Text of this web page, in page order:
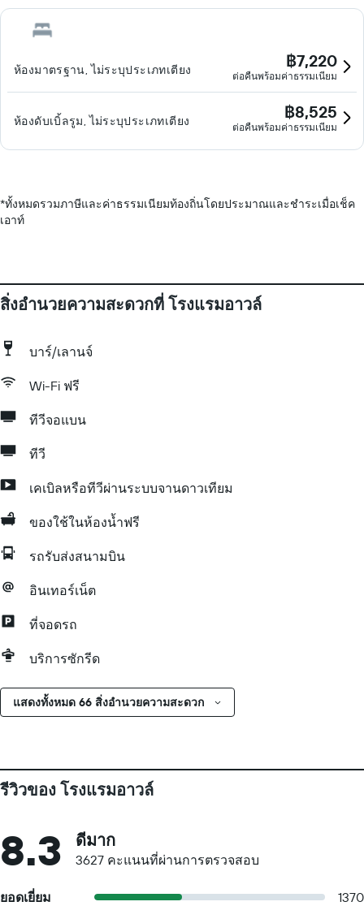
ห้องมาตรฐาน, ไม่ระบุประเภทเตียง ฿7,220
ต่อคืนพร้อมค่าธรรมเนียม
ห้องดับเบิ้ลรูม, ไม่ระบุประเภทเตียง ฿8,525
ต่อคืนพร้อมค่าธรรมเนียม
*ทั้งหมดรวมภาษีและค่าธรรมเนียมท้องถิ่นโดยประมาณและชำระเมื่อเช็ค
เอาท์
สิ่งอำนวยความสะดวกที่ โรงแรมอาวล์
บาร์/เลานจ์
Wi-Fi ฟรี
ทีวีจอแบน
ทีวี
เคเบิลหรือทีวีผ่านระบบจานดาวเทียม
ของใช้ในห้องน้ำฟรี
รถรับส่งสนามบิน
อินเทอร์เน็ต
ที่จอดรถ
บริการซักรีด
แสดงทั้งหมด 66 สิ่งอำนวยความสะดวก
รีวิวของ โรงแรมอาวล์
8.3 ดีมาก
3627 คะแนนที่ผ่านการตรวจสอบ
ยอดเยี่ยม
1370